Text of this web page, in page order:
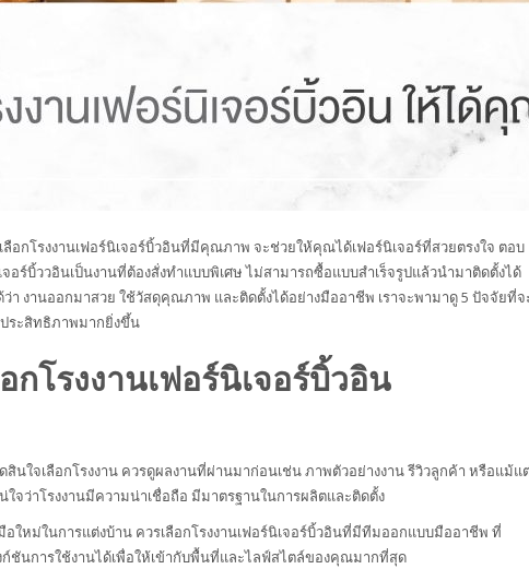
อกโรงงานเฟอร์นิเจอร์บิ้วอินที่มีคุณภาพ จะช่วยให้คุณได้เฟอร์นิเจอร์ที่สวยตรงใจ ตอบ
จอร์บิ้ววอินเป็นงานที่ต้องสั่งทำแบบพิเศษ ไม่สามารถซื้อแบบสำเร็จรูปแล้วนำมาติดตั้งได้
า งานออกมาสวย ใช้วัสดุคุณภาพ และติดตั้งได้อย่างมืออาชีพ เราจะพามาดู 5 ปัจจัยที่จ
ระสิทธิภาพมากยิ่งขึ้น
โรงงานเฟอร์นิเจอร์บิ้วอิน
นใจเลือกโรงงาน ควรดูผลงานที่ผ่านมาก่อนเช่น ภาพตัวอย่างงาน รีวิวลูกค้า หรือแม้แ
ใจว่าโรงงานมีความน่าเชื่อถือ มีมาตรฐานในการผลิตและติดตั้ง
ใหม่ในการแต่งบ้าน ควรเลือกโรงงานเฟอร์นิเจอร์บิ้วอินที่มีทีมออกแบบมืออาชีพ ที่
ชันการใช้งานได้เพื่อให้เข้ากับพื้นที่และไลฟ์สไตล์ของคุณมากที่สุด